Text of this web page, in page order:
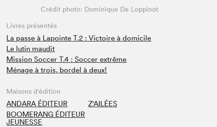
Crédit photo: Dominique De Loppinot
Livres présentés
La passe à Lapointe T.2 : Victoire à domicile
Le lutin maudit
Mission Soccer T.4 : Soccer extrême
Ménage à trois, bordel à deux!
Maisons d'édition
ANDARA ÉDITEUR
Z'AILÉES
BOOMERANG ÉDITEUR
JEUNESSE